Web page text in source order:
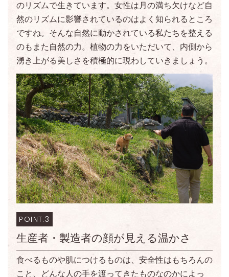
のリズムで生きています。女性は月の満ち欠けなど自
然のリズムに影響されているのはよく知られるところ
ですね。そんな自然に動かされている私たちを整える
のもまた自然の力。植物の力をいただいて、内側から
湧き上がる美しさを積極的に現わしていきましょう。
POINT.3
生産者・製造者の顔が見える温かさ
食べるものや肌につけるものは、安全性はもちろんの
こと、どんな人の手を渡ってきたものなのかによっ